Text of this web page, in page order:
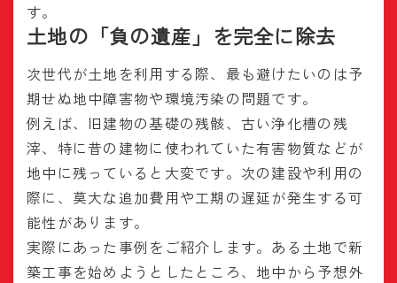
す。
土地の「負の遺産」を完全に除去
次世代が土地を利用する際、最も避けたいのは予
期せぬ地中障害物や環境汚染の問題です。
例えば、旧建物の基礎の残骸、古い浄化槽の残
滓、特に昔の建物に使われていた有害物質などが
地中に残っていると大変です。次の建設や利用の
際に、莫大な追加費用や工期の遅延が発生する可
能性があります。
実際にあった事例をご紹介します。ある土地で新
築工事を始めようとしたところ、地中から予想外